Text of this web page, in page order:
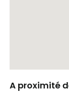
A proximité